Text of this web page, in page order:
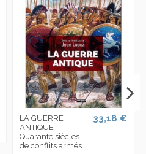
LA GUERRE
ANTIQUE -
Quarante siècles
de conflits armés
33,18 €